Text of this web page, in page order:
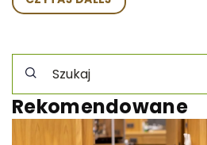
Rekomendowane